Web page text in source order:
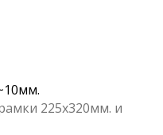
225х320мм. и